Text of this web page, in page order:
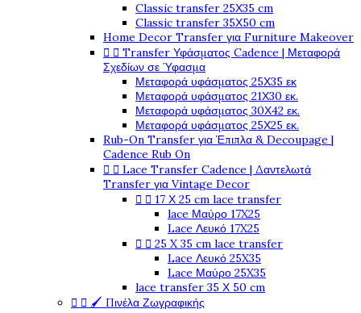
Classic transfer 25Χ35 cm
Classic transfer 35Χ50 cm
Home Decor Transfer για Furniture Makeover
  Transfer Υφάσματος Cadence | Μεταφορά
Σχεδίων σε Ύφασμα
Μεταφορά υφάσματος 25Χ35 εκ
Μεταφορά υφάσματος 21Χ30 εκ.
Μεταφορά υφάσματος 30Χ42 εκ.
Μεταφορά υφάσματος 25Χ25 εκ.
Rub-On Transfer για Έπιπλα & Decoupage |
Cadence Rub On
  Lace Transfer Cadence | Δαντελωτά
Transfer για Vintage Decor
  17 Χ 25 cm lace transfer
lace Μαύρο 17X25
Lace Λευκό 17X25
  25 X 35 cm lace transfer
Lace Λευκό 25X35
Lace Μαύρο 25X35
lace transfer 35 Χ 50 cm
  🖌️ Πινέλα Ζωγραφικής